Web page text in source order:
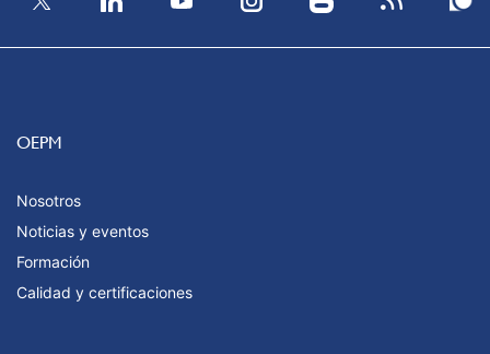
OEPM
Nosotros
Noticias y eventos
Formación
Calidad y certificaciones